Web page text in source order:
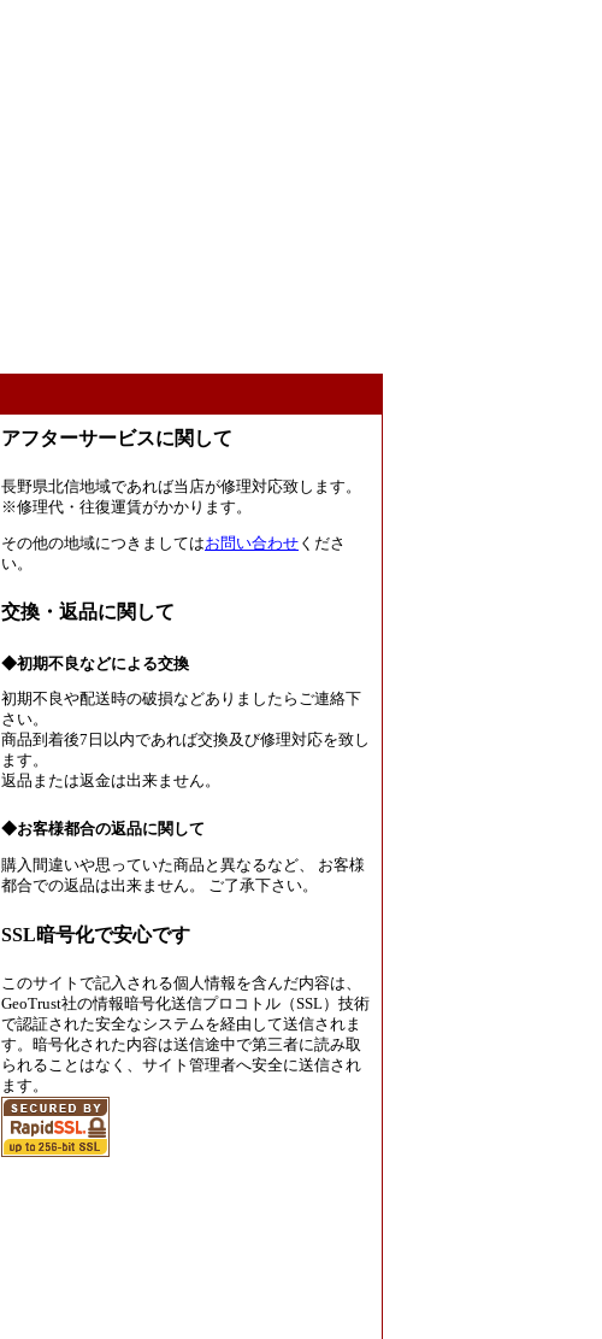
アフターサービスに関して
長野県北信地域であれば当店が修理対応致します。
※修理代・往復運賃がかかります。
その他の地域につきましてはお問い合わせ くださ
い。
交換・返品に関して
◆初期不良などによる交換
初期不良や配送時の破損などありましたらご連絡下
さい。
商品到着後7日以内であれば交換及び修理対応を致し
ます。
返品または返金は出来ません。
◆お客様都合の返品に関して
購入間違いや思っていた商品と異なるなど、 お客様
都合での返品は出来ません。 ご了承下さい。
SSL暗号化で安心です
このサイトで記入される個人情報を含んだ内容は、
GeoTrust社の情報暗号化送信プロコトル（SSL）技術
で認証された安全なシステムを経由して送信されま
す。暗号化された内容は送信途中で第三者に読み取
られることはなく、サイト管理者へ安全に送信され
ます。